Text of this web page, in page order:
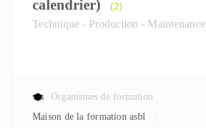
calendrier)
(2)
Technique - Production - Maintenance
Organismes de formation
Maison de la formation asbl